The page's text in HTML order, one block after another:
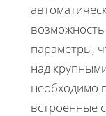
параметры,
над
необходимо
встроенные